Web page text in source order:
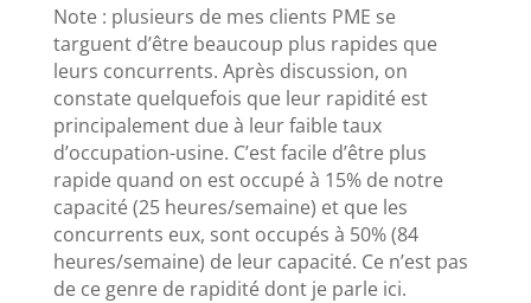
Note : plusieurs de mes clients PME se
targuent d’être beaucoup plus rapides que
leurs concurrents. Après discussion, on
constate quelquefois que leur rapidité est
principalement due à leur faible taux
d’occupation-usine. C’est facile d’être plus
rapide quand on est occupé à 15% de notre
capacité (25 heures/semaine) et que les
concurrents eux, sont occupés à 50% (84
heures/semaine) de leur capacité. Ce n’est pas
de ce genre de rapidité dont je parle ici.